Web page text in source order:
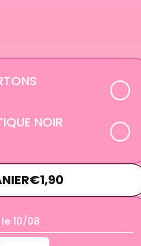
NOIR
€1,90
10/08